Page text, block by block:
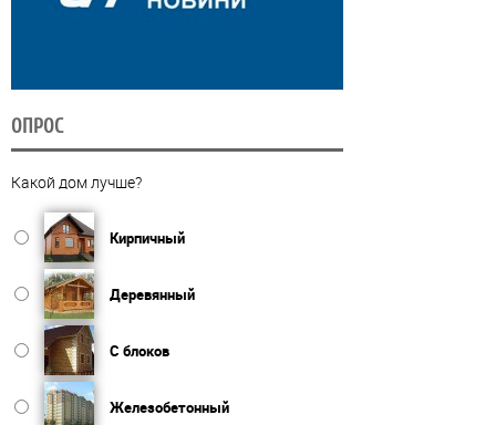
ОПРОС
Какой дом лучше?
Кирпичный
Деревянный
С блоков
Железобетонный